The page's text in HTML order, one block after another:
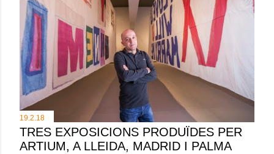
19.2.18
TRES EXPOSICIONS PRODUÏDES PER
ARTIUM, A LLEIDA, MADRID I PALMA